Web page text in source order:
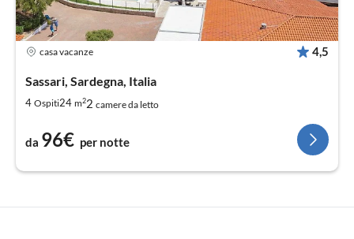
casa vacanze 4,5
Sassari, Sardegna, Italia
4 Ospiti24 m22 camere da letto
da 96€ per notte